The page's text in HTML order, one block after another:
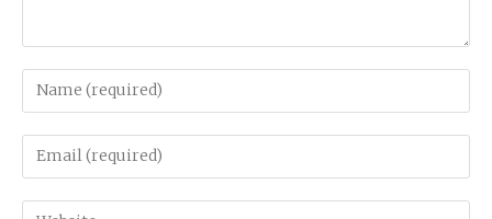
Enter
your
name
or
Enter
your
email
Enter